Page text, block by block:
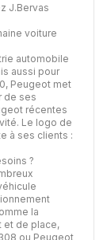
J.Bervas
voiture
automobile
aussi pour
Peugeot met
de ses
récentes
Le logo de
à ses clients :
?
la
et de place,
ou Peugeot